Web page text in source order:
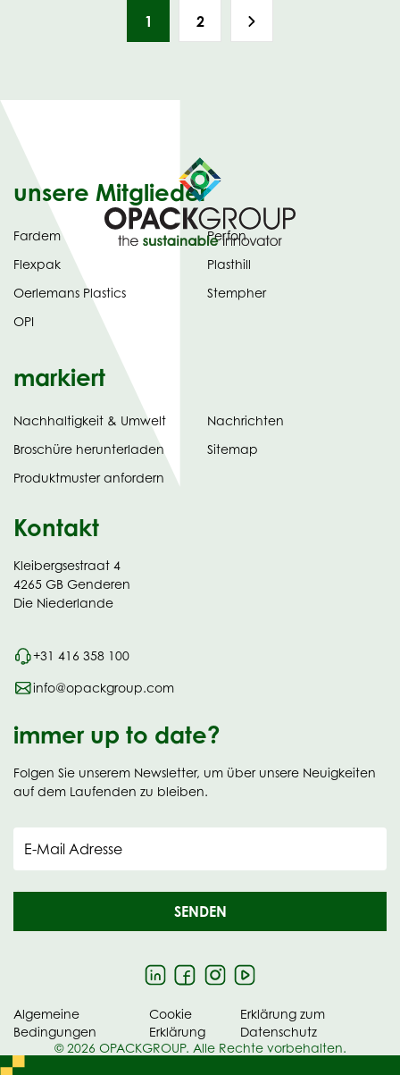
1 2
unsere Mitglieder
Fardem
Flexpak
Oerlemans Plastics
OPI
Perfon
Plasthill
Stempher
markiert
Nachhaltigkeit & Umwelt
Broschüre herunterladen
in
new
Produktmuster anfordern
Nachrichten
Sitemap
Kontakt
Kleibergsestraat 4
4265 GB Genderen
Die Niederlande
+31 416 358 100
info@opackgroup.com
immer up to date?
Folgen Sie unserem Newsletter, um über unsere Neuigkeiten
auf dem Laufenden zu bleiben.
E-Mail Adresse
SENDEN
© 2026 OPACKGROUP. Alle Rechte vorbehalten.
Algemeine
Bedingungen
Cookie
Erklärung
Erklärung zum
Datenschutz